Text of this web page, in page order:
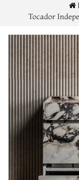
Tocador